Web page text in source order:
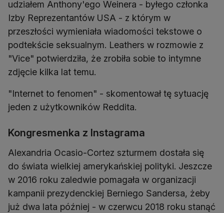
udziałem Anthony'ego Weinera - byłego członka
Izby Reprezentantów USA - z którym w
przeszłości wymieniała wiadomości tekstowe o
podtekście seksualnym. Leathers w rozmowie z
"Vice" potwierdziła, że zrobiła sobie to intymne
zdjęcie kilka lat temu.
"Internet to fenomen" - skomentował tę sytuację
jeden z użytkowników Reddita.
Kongresmenka z Instagrama
Alexandria Ocasio-Cortez szturmem dostała się
do świata wielkiej amerykańskiej polityki. Jeszcze
w 2016 roku zaledwie pomagała w organizacji
kampanii prezydenckiej Berniego Sandersa, żeby
już dwa lata później - w czerwcu 2018 roku stanąć